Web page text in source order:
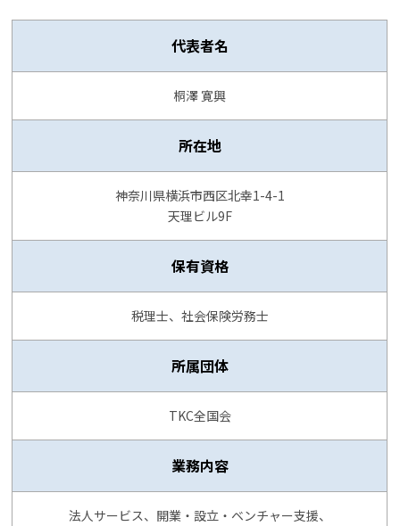
代表者名
桐澤 寛興
所在地
神奈川県横浜市西区北幸1-4-1
天理ビル9F
保有資格
税理士、社会保険労務士
所属団体
TKC全国会
業務内容
法人サービス、開業・設立・ベンチャー支援、